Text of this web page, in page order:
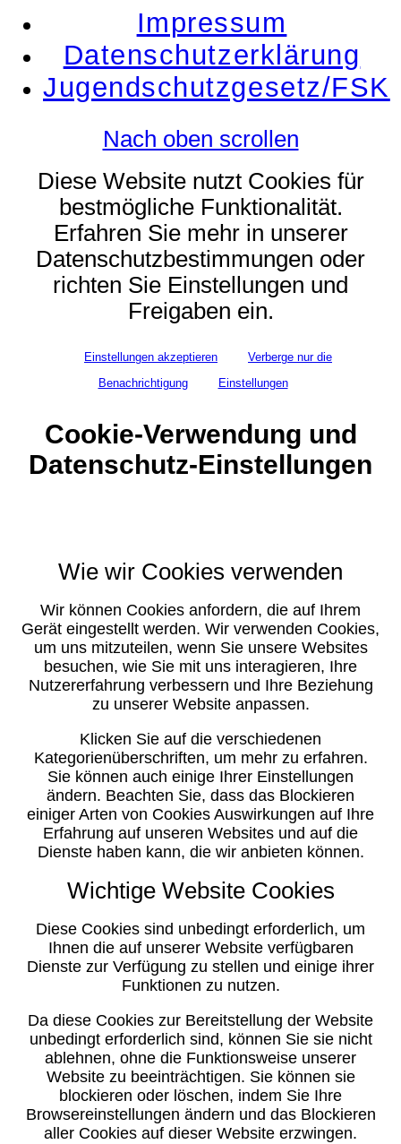
Impressum
Datenschutzerklärung
Jugendschutzgesetz/FSK
Nach oben scrollen
Diese Website nutzt Cookies für
bestmögliche Funktionalität.
Erfahren Sie mehr in unserer
Datenschutzbestimmungen oder
richten Sie Einstellungen und
Freigaben ein.
Einstellungen akzeptieren
Verberge nur die
Benachrichtigung
Einstellungen
Cookie-Verwendung und
Datenschutz-Einstellungen
Wie wir Cookies verwenden
Wir können Cookies anfordern, die auf Ihrem
Gerät eingestellt werden. Wir verwenden Cookies,
um uns mitzuteilen, wenn Sie unsere Websites
besuchen, wie Sie mit uns interagieren, Ihre
Nutzererfahrung verbessern und Ihre Beziehung
zu unserer Website anpassen.
Klicken Sie auf die verschiedenen
Kategorienüberschriften, um mehr zu erfahren.
Sie können auch einige Ihrer Einstellungen
ändern. Beachten Sie, dass das Blockieren
einiger Arten von Cookies Auswirkungen auf Ihre
Erfahrung auf unseren Websites und auf die
Dienste haben kann, die wir anbieten können.
Wichtige Website Cookies
Diese Cookies sind unbedingt erforderlich, um
Ihnen die auf unserer Website verfügbaren
Dienste zur Verfügung zu stellen und einige ihrer
Funktionen zu nutzen.
Da diese Cookies zur Bereitstellung der Website
unbedingt erforderlich sind, können Sie sie nicht
ablehnen, ohne die Funktionsweise unserer
Website zu beeinträchtigen. Sie können sie
blockieren oder löschen, indem Sie Ihre
Browsereinstellungen ändern und das Blockieren
aller Cookies auf dieser Website erzwingen.